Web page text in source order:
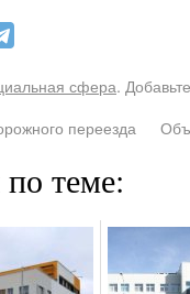
сфера.
переезда
теме: